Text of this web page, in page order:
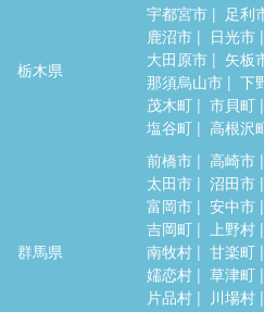
栃木県
宇都宮市 足利
鹿沼市
日光市
大田原市
矢板
那須烏山市
下
茂木町
市貝町
塩谷町
高根沢
群馬県
前橋市 高崎市
太田市
沼田市
富岡市
安中市
吉岡町
上野村
南牧村
甘楽町
嬬恋村
草津町
片品村
川場村